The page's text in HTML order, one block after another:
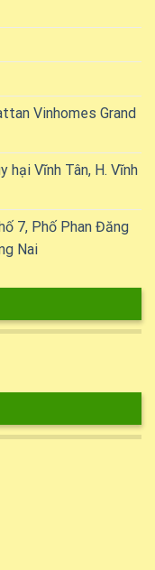
Vinhomes Grand
hại Vĩnh Tân, H. Vĩnh
7, Phố Phan Đăng
Nai